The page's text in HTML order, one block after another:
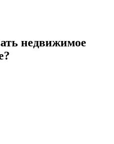
недвижимое